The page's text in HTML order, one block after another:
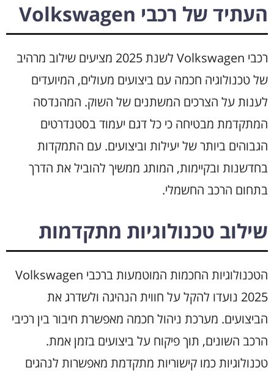
העתיד של רכבי Volkswagen
רכבי Volkswagen לשנת 2025 מציעים שילוב מרהיב
של טכנולוגיה חכמה עם ביצועים מעולים, המיועדים
לענות על הצרכים המשתנים של השוק. המהנדסה
המתקדמת מבטיחה כי כל דגם יעמוד בסטנדרטים
הגבוהים ביותר של יעילות וביצועים. עם התמקדות
בחדשנות ובקיימות, המותג ממשיך להוביל את הדרך
בתחום הרכב החשמלי.
שילוב טכנולוגיות מתקדמות
הטכנולוגיות החכמות המוטמעות ברכבי Volkswagen
2025 נועדו להקל על חווית הנהיגה ולשדרג את
הביצועים. מערכת ניהול חכמה מאפשרת חיבור בין רכיבי
הרכב השונים, תוך פיקוח על ביצועים בזמן אמת.
טכנולוגיות כמו קישוריות מתקדמת מאפשרות לנהגים